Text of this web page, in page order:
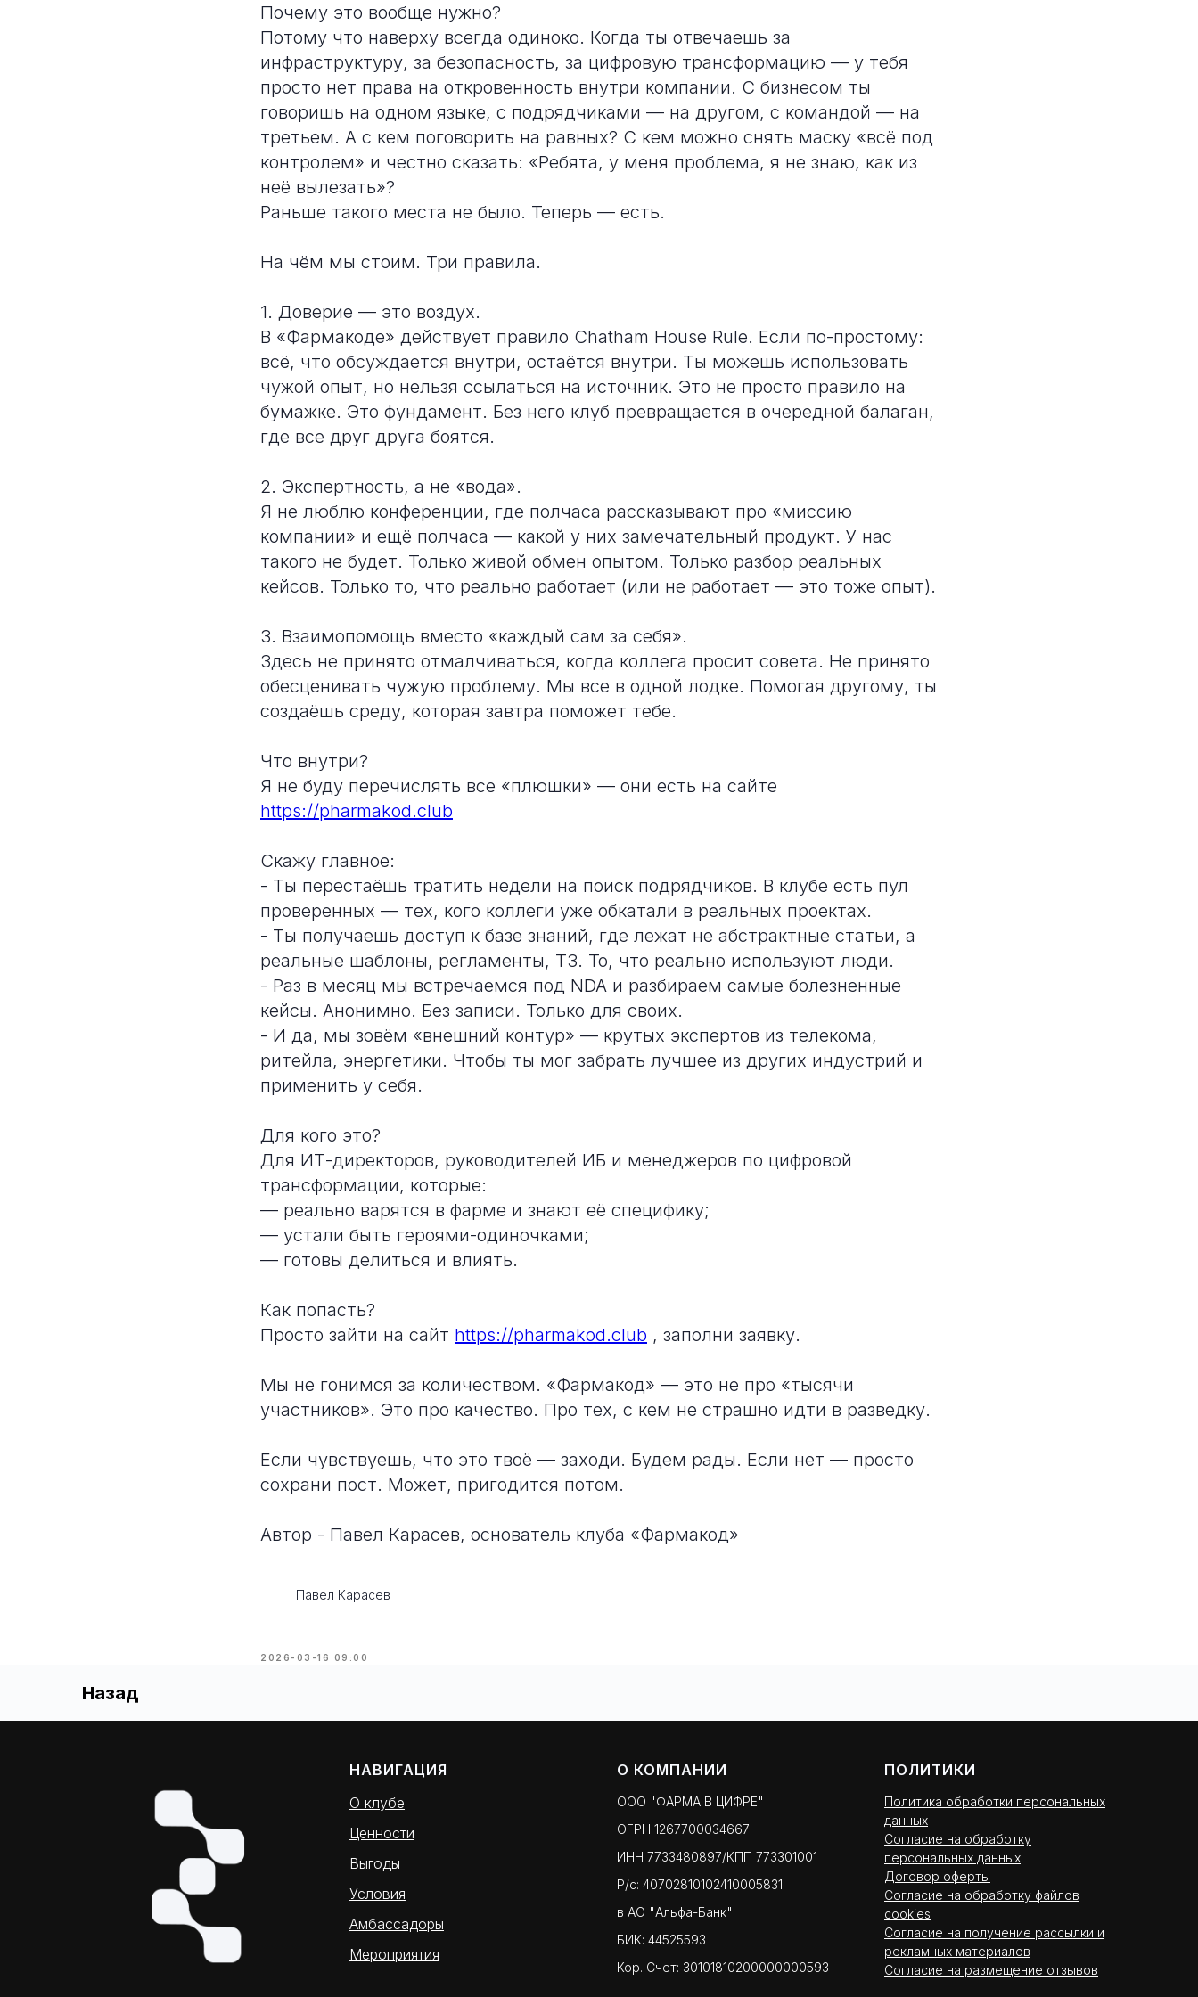
Почему это вообще нужно?
Потому что наверху всегда одиноко. Когда ты отвечаешь за
инфраструктуру, за безопасность, за цифровую трансформацию — у тебя
просто нет права на откровенность внутри компании. С бизнесом ты
говоришь на одном языке, с подрядчиками — на другом, с командой — на
третьем. А с кем поговорить на равных? С кем можно снять маску «всё под
контролем» и честно сказать: «Ребята, у меня проблема, я не знаю, как из
неё вылезать»?
Раньше такого места не было. Теперь — есть.
На чём мы стоим. Три правила.
1. Доверие — это воздух.
В «Фармакоде» действует правило Chatham House Rule. Если по-простому:
всё, что обсуждается внутри, остаётся внутри. Ты можешь использовать
чужой опыт, но нельзя ссылаться на источник. Это не просто правило на
бумажке. Это фундамент. Без него клуб превращается в очередной балаган,
где все друг друга боятся.
2. Экспертность, а не «вода».
Я не люблю конференции, где полчаса рассказывают про «миссию
компании» и ещё полчаса — какой у них замечательный продукт. У нас
такого не будет. Только живой обмен опытом. Только разбор реальных
кейсов. Только то, что реально работает (или не работает — это тоже опыт).
3. Взаимопомощь вместо «каждый сам за себя».
Здесь не принято отмалчиваться, когда коллега просит совета. Не принято
обесценивать чужую проблему. Мы все в одной лодке. Помогая другому, ты
создаёшь среду, которая завтра поможет тебе.
Что внутри?
Я не буду перечислять все «плюшки» — они есть на сайте
https://pharmakod.club
Скажу главное:
- Ты перестаёшь тратить недели на поиск подрядчиков. В клубе есть пул
проверенных — тех, кого коллеги уже обкатали в реальных проектах.
- Ты получаешь доступ к базе знаний, где лежат не абстрактные статьи, а
реальные шаблоны, регламенты, ТЗ. То, что реально используют люди.
- Раз в месяц мы встречаемся под NDA и разбираем самые болезненные
кейсы. Анонимно. Без записи. Только для своих.
- И да, мы зовём «внешний контур» — крутых экспертов из телекома,
ритейла, энергетики. Чтобы ты мог забрать лучшее из других индустрий и
применить у себя.
Для кого это?
Для ИТ-директоров, руководителей ИБ и менеджеров по цифровой
трансформации, которые:
— реально варятся в фарме и знают её специфику;
— устали быть героями-одиночками;
— готовы делиться и влиять.
Как попасть?
Просто зайти на сайт https://pharmakod.club , заполни заявку.
Мы не гонимся за количеством. «Фармакод» — это не про «тысячи
участников». Это про качество. Про тех, с кем не страшно идти в разведку.
Если чувствуешь, что это твоё — заходи. Будем рады. Если нет — просто
сохрани пост. Может, пригодится потом.
Автор - Павел Карасев, основатель клуба «Фармакод»
Павел Карасев
2026-03-16 09:00
Назад
НАВИГАЦИЯ
О клубе
Ценности
Выгоды
Условия
Амбассадоры
Мероприятия
О КОМПАНИИ
ООО "ФАРМА В ЦИФРЕ"
ОГРН 1267700034667
ИНН 7733480897/КПП 773301001
Р/с: 40702810102410005831
в АО "Альфа-Банк"
БИК: 44525593
Кор. Счет: 30101810200000000593
ПОЛИТИКИ
Политика обработки персональных
данных
Согласие на обработку
персональных данных
Договор оферты
Согласие на обработку файлов
cookies
Согласие на получение рассылки и
рекламных материалов
Согласие на размещение отзывов